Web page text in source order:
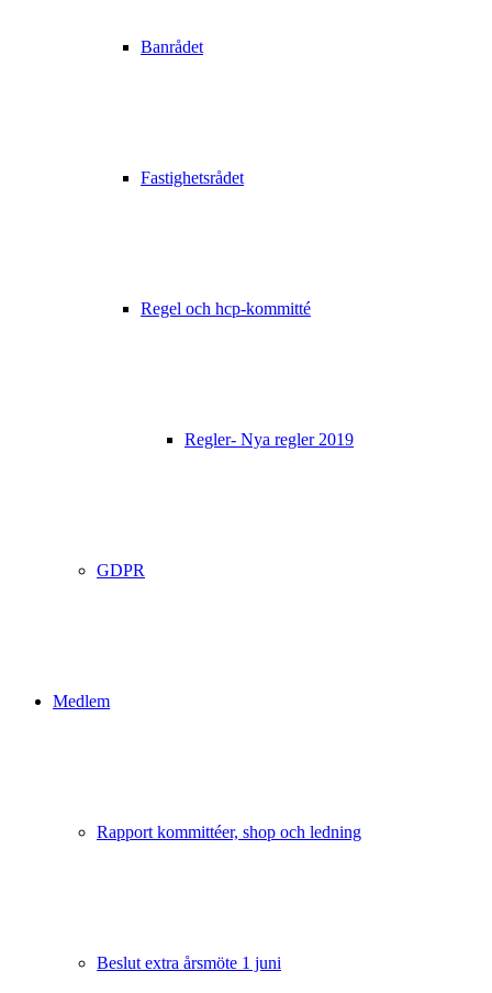
Banrådet
Fastighetsrådet
Regel och hcp-kommitté
Regler- Nya regler 2019
GDPR
Medlem
Rapport kommittéer, shop och ledning
Beslut extra årsmöte 1 juni